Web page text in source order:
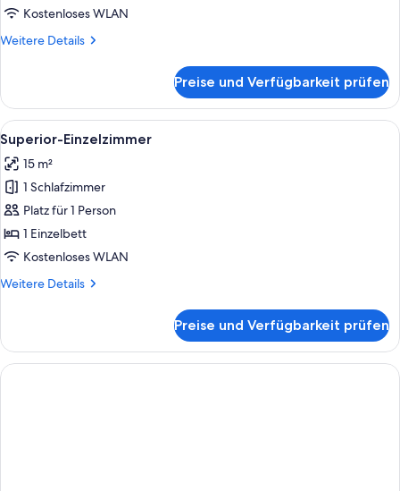
Kostenloses WLAN
Weitere Details
Weitere
Dreibettzimmer
Preise und Verfügbarkeit prüfen
Alle
Fotos
für
Superior-
Einzelzimmer
anzeigen
Ein Hotelzimmer mit Bad, Bett,
6
Superior-Einzelzimmer
15 m²
1 Schlafzimmer
Platz für 1 Person
1 Einzelbett
Kostenloses WLAN
Weitere Details
Weitere
Einzelzimmer
Preise und Verfügbarkeit prüfen